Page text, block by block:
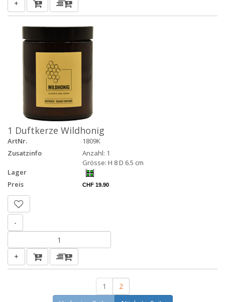
+
1 Duftkerze Wildhonig
ArtNr.
1809K
Zusatzinfo
Anzahl: 1
Grösse: H 8 D 6.5 cm
Lager
Preis
CHF 19.90
-
+
1
2